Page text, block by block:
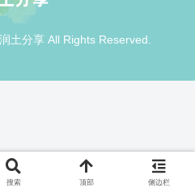
土分享 All Rights Reserved.
搜索 顶部 侧边栏